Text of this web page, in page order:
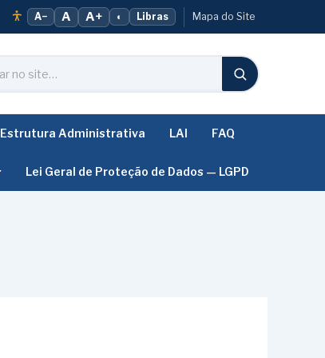
A− A A+ ◐ Libras Mapa do Site
Estrutura Administrativa LAI FAQ
Lei Geral de Proteção de Dados — LGPD